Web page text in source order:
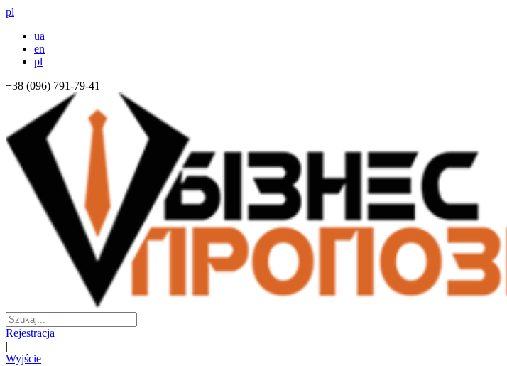
pl
ua
en
pl
+38 (096) 791-79-41
Rejestracja
|
Wyjście